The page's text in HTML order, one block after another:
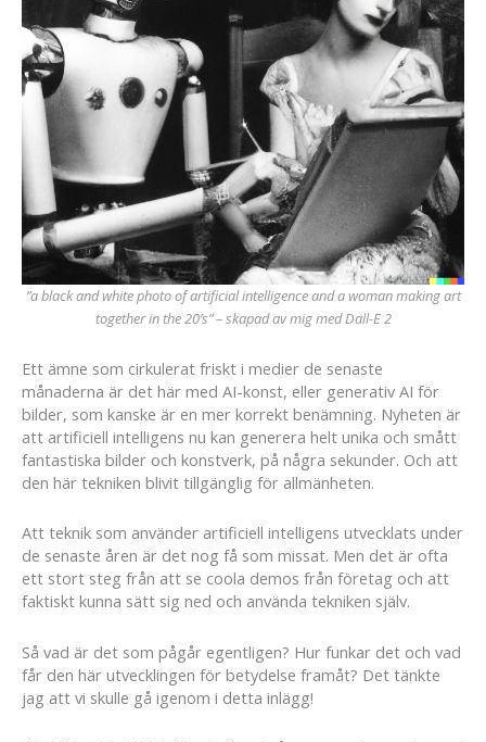
”a black and white photo of artificial intelligence and a woman making art
together in the 20’s” – skapad av mig med Dall-E 2
Ett ämne som cirkulerat friskt i medier de senaste
månaderna är det här med AI-konst, eller generativ AI för
bilder, som kanske är en mer korrekt benämning. Nyheten är
att artificiell intelligens nu kan generera helt unika och smått
fantastiska bilder och konstverk, på några sekunder. Och att
den här tekniken blivit tillgänglig för allmänheten.
Att teknik som använder artificiell intelligens utvecklats under
de senaste åren är det nog få som missat. Men det är ofta
ett stort steg från att se coola demos från företag och att
faktiskt kunna sätt sig ned och använda tekniken själv.
Så vad är det som pågår egentligen? Hur funkar det och vad
får den här utvecklingen för betydelse framåt? Det tänkte
jag att vi skulle gå igenom i detta inlägg!